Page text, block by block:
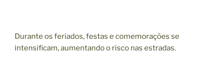
Durante os feriados, festas e comemorações se
intensificam, aumentando o risco nas estradas.